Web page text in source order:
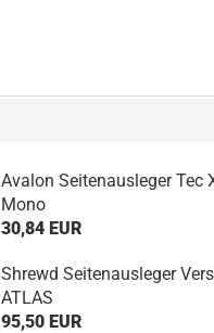
Avalon Seitenausleger Tec
Mono
30,84 EUR
Shrewd Seitenausleger
ATLAS
95,50 EUR